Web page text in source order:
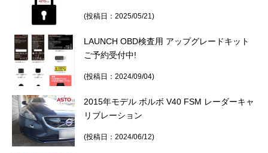
TPMS（4）
その他（9）
バッテリーテスター（4）
古い車両用診断テスター（10）
バイク用診断テスター（7）
その他（20）
OTOFIX Powered by AUTEL（4）
イタリア/フランス車（27）
イギリス車（23）
アメリカ車（15）
スウェーデン車（20）
日本車（7）
日本車（40）
ロシア（8）
ブレーキキャリパーリペアキット（368）
ステアリングロックエミュレータ（28）
その他（6） (投稿日：2025/05/21)
LAUNCH OBD検査用 アップグレードキット
ご予約受付中!
(投稿日：2024/09/04)
2015年モデル ボルボ V40 FSM レーダーキャ
リブレーション
(投稿日：2024/06/12)